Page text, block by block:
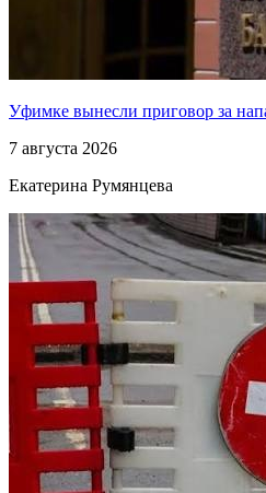
Уфимке вынесли приговор за
7 августа 2026
Екатерина Румянцева